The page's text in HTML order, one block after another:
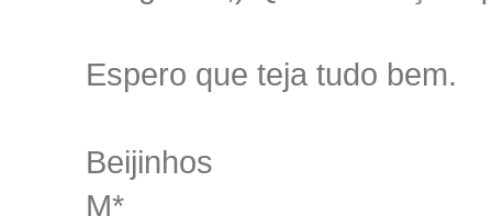
Espero que teja tudo bem.
Beijinhos
M*